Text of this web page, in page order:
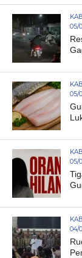
05/
05/
05/
04/